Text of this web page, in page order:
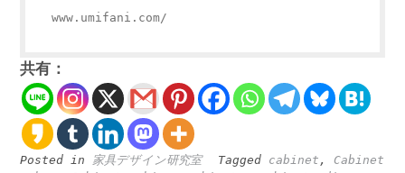
www.umifani.com/
共有：
Posted in 家具デザイン研究室 Tagged cabinet , Cabinet